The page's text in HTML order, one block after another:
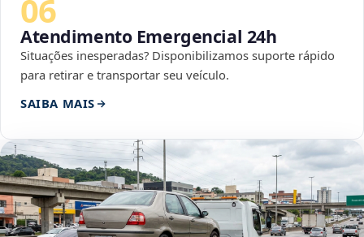
06
Atendimento Emergencial 24h
Situações inesperadas? Disponibilizamos suporte rápido
para retirar e transportar seu veículo.
SAIBA MAIS